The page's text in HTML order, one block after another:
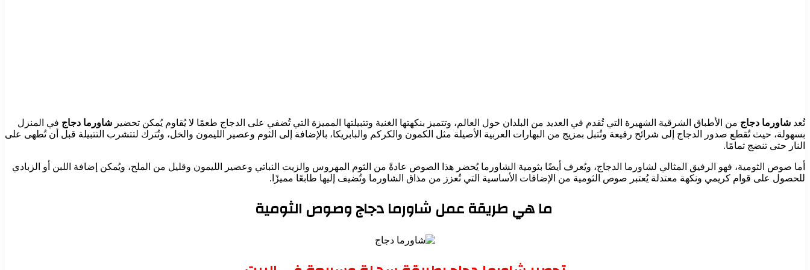
تُعد شاورما دجاج من الأطباق الشرقية الشهيرة التي تُقدم في العديد من البلدان حول العالم، وتتميز بنكهتها الغنية وتتبيلتها المميزة التي تُضفي على الدجاج طعمًا لا يُقاوم يُمكن تحضير شاورما دجاج في المنزل
بسهولة، حيث تُقطع صدور الدجاج إلى شرائح رفيعة وتُتبل بمزيج من البهارات العربية الأصيلة مثل الكمون والكركم والبابريكا، بالإضافة إلى الثوم وعصير الليمون والخل، وتُترك لتتشرب التتبيلة قبل أن تُطهى على
النار حتى تنضج تمامًا.
أما صوص الثومية، فهو الرفيق المثالي لشاورما الدجاج، ويُعرف أيضًا بثومية الشاورما يُحضر هذا الصوص عادةً من الثوم المهروس والزيت النباتي وعصير الليمون وقليل من الملح، ويُمكن إضافة اللبن أو الزبادي
للحصول على قوام كريمي ونكهة معتدلة يُعتبر صوص الثومية من الإضافات الأساسية التي تُعزز من مذاق الشاورما وتُضيف إليها طابعًا مميزًا.
ما هي طريقة عمل شاورما دجاج وصوص الثومية